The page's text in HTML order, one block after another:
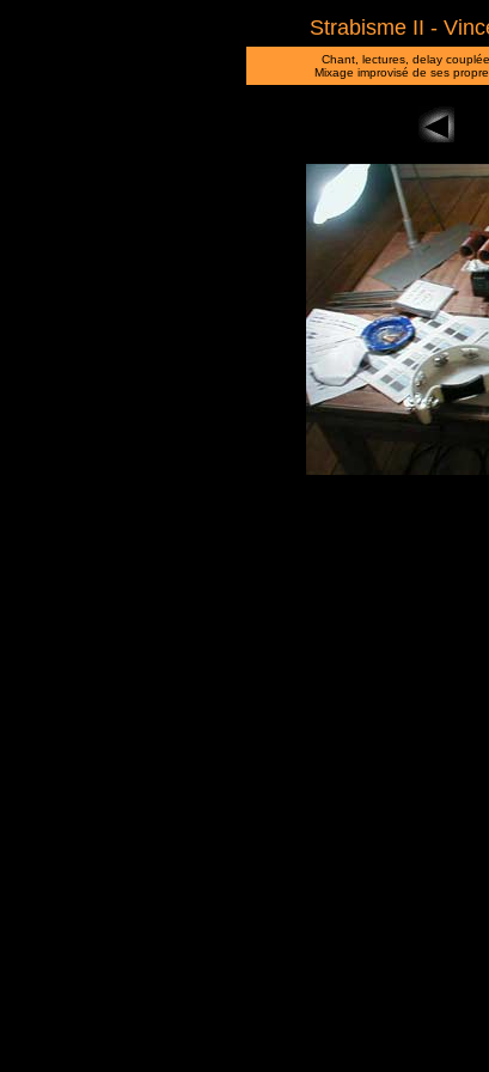
Strabisme II -
Chant, lectures, delay
Mixage improvisé de ses